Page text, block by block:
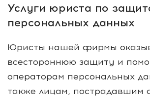
Услуги юриста по
персональных данных
Юристы нашей фирмы
всестороннюю защиту и
операторам персональных
также лицам, пострадавшим